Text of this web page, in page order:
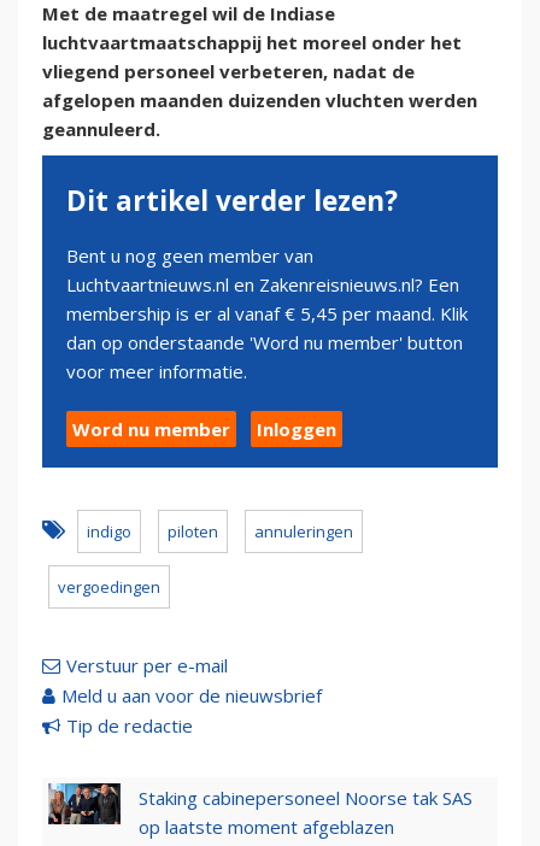
Met de maatregel wil de Indiase
luchtvaartmaatschappij het moreel onder het
vliegend personeel verbeteren, nadat de
afgelopen maanden duizenden vluchten werden
geannuleerd.
Dit artikel verder lezen?
Bent u nog geen member van
Luchtvaartnieuws.nl en Zakenreisnieuws.nl? Een
membership is er al vanaf € 5,45 per maand. Klik
dan op onderstaande 'Word nu member' button
voor meer informatie.
Word nu member Inloggen
indigo piloten annuleringen
vergoedingen
Verstuur per e-mail
Meld u aan voor de nieuwsbrief
Tip de redactie
Staking cabinepersoneel Noorse tak SAS
op laatste moment afgeblazen